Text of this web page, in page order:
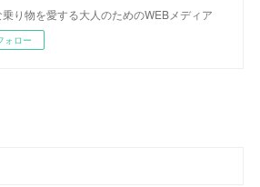
乗り物を愛する大人のためのWEBメディア
ォロー